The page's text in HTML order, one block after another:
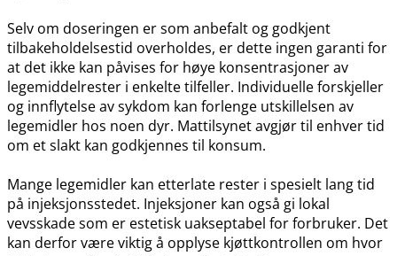
Selv om doseringen er som anbefalt og godkjent
tilbakeholdelsestid overholdes, er dette ingen garanti for
at det ikke kan påvises for høye konsentrasjoner av
legemiddelrester i enkelte tilfeller. Individuelle forskjeller
og innflytelse av sykdom kan forlenge utskillelsen av
legemidler hos noen dyr. Mattilsynet avgjør til enhver tid
om et slakt kan godkjennes til konsum.
Mange legemidler kan etterlate rester i spesielt lang tid
på injeksjonsstedet. Injeksjoner kan også gi lokal
vevsskade som er estetisk uakseptabel for forbruker. Det
kan derfor være viktig å opplyse kjøttkontrollen om hvor